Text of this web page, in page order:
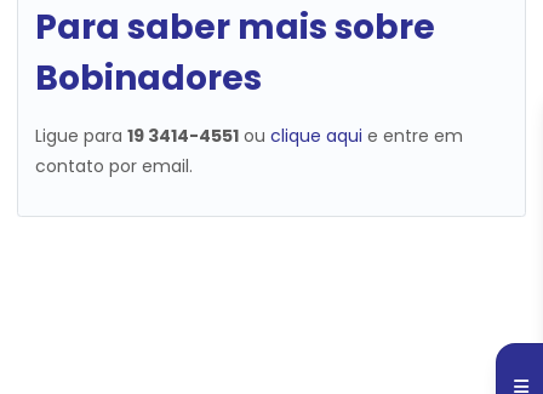
Para saber mais sobre
Bobinadores
Ligue para 19 3414-4551 ou clique aqui e entre em
contato por email.